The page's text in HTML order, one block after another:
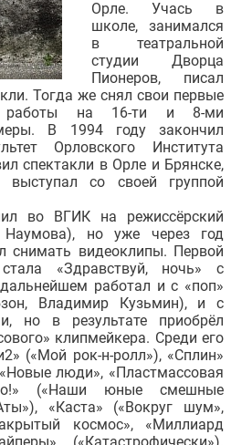
Орле. Учась в
школе, занимался
в театральной
студии Дворца
Пионеров, писал
Тогда же снял свои первые
работы на 16-ти и 8-ми
В 1994 году закончил
Орловского Института
спектакли в Орле и Брянске,
выступал со своей группой
во ВГИК на режиссёрский
Наумова), но уже через год
снимать видеоклипы. Первой
«Здравствуй, ночь» с
работал и с «поп»
Владимир Кузьмин), и с
но в результате приобрёл
клипмейкера. Среди его
(«Мой рок-н-ролл»), «Сплин»
люди», «Пластмассовая
(«Наши юные смешные
«Каста» («Вокруг шум»,
космос», «Миллиард